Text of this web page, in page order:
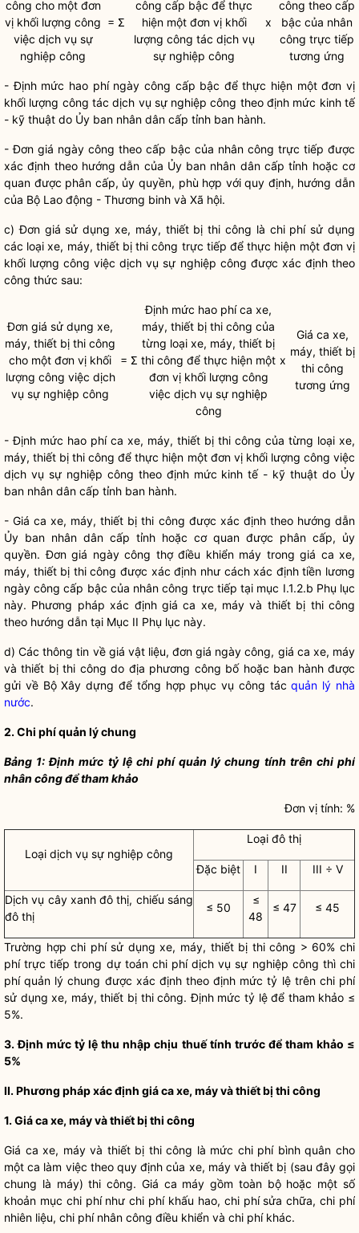
công cho một đơn
vị khối lượng công
việc dịch vụ sự
nghiệp công
= Σ
công cấp bậc để thực
hiện một đơn vị khối
lượng công tác dịch vụ
sự nghiệp công
x
công theo cấp
bậc của nhân
công trực tiếp
tương ứng
- Định mức hao phí ngày công cấp bậc để thực hiện một đơn vị
khối lượng công tác dịch vụ sự nghiệp công theo định mức kinh tế
- kỹ thuật do Ủy ban nhân dân cấp tỉnh ban hành.
- Đơn giá ngày công theo cấp bậc của nhân công trực tiếp được
xác định theo hướng dẫn của Ủy ban nhân dân cấp tỉnh hoặc cơ
quan được phân cấp, ủy quyền, phù hợp với quy định, hướng dẫn
của Bộ Lao động - Thương binh và Xã hội.
c) Đơn giá sử dụng xe, máy, thiết bị thi công là chi phísử dụng
các loại xe, máy, thiết bị thi công trực tiếp để thực hiện một đơn vị
khối lượng công việc dịch vụ sự nghiệp công được xác định theo
công thức sau:
Đơn giá sử dụng xe,
máy, thiết bị thi công
cho một đơn vị khối
lượng công việc dịch
vụ sự nghiệp công
= Σ
Định mức hao phí ca xe,
máy, thiết bị thi công của
từng loại xe, máy, thiết bị
thi công để thực hiện một
đơn vị khối lượng công
việc dịch vụ sự nghiệp
công
x
Giá ca xe,
máy, thiết bị
thi công
tương ứng
- Định mức hao phí ca xe, máy, thiết bị thi công của từng loại xe,
máy, thiết bị thi công để thực hiện một đơn vị khối lượng công việc
dịch vụ sự nghiệp công theo định mức kinh tế - kỹ thuật do Ủy
ban nhân dân cấp tỉnh ban hành.
- Giá ca xe, máy, thiết bị thi công được xác định theo hướng dẫn
Ủy ban nhân dân cấp tỉnh hoặc cơ quan được phân cấp, ủy
quyền. Đơn giá ngày công thợ điều khiển máy trong giá ca xe,
máy, thiết bị thi công được xác định như cách xác định tiền lương
ngày công cấp bậc của nhân công trực tiếp tại mục I.1.2.b Phụ lục
này. Phương pháp xác định giá ca xe, máy và thiết bị thi công
theo hướng dẫn tại Mục II Phụ lục này.
d) Các thông tin về giá vật liệu, đơn giá ngày công, giá ca xe, máy
và thiết bị thi công do địa phương công bố hoặc ban hành được
gửi về Bộ Xây dựng để tổng hợp phục vụ công tác quản lý nhà
nước.
2.Chi phíquản lý chung
Bảng 1: Định mức tỷ lệ chi phíquản lý chung tính trên chi phí
nhân công để tham khảo
Đơn vị tính: %
Loại dịch vụ sự nghiệp công
Loại đô thị
Đặc biệt I II III ÷ V
Dịch vụ cây xanh đô thị, chiếu sáng
đô thị
≤ 50
≤
48
≤ 47 ≤ 45
Trường hợpchi phísử dụng xe, máy, thiết bị thi công > 60%chi
phítrực tiếp trong dự toán chi phídịch vụ sự nghiệp công thìchi
phíquản lý chung được xác định theo định mức tỷ lệ trên chi phí
sử dụng xe, máy, thiết bị thi công. Định mức tỷ lệ để tham khảo ≤
5%.
3. Định mức tỷ lệ thu nhập chịu thuế tính trước để tham khảo ≤
5%
II. Phương pháp xác định giá ca xe, máy và thiết bị thi công
1. Giá ca xe, máy và thiết bị thi công
Giá ca xe, máy và thiết bị thi công là mức chi phíbình quân cho
một ca làm việc theo quy định của xe, máy và thiết bị (sau đây gọi
chung là máy) thi công. Giá ca máy gồm toàn bộ hoặc một số
khoản mục chi phínhưchi phíkhấu hao, chi phísửa chữa,chi phí
nhiên liệu, chi phínhân công điều khiển và chi phíkhác.